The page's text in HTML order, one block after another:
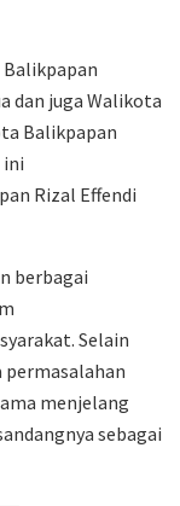
dan juga Walikota
Balikpapan
ini
Rizal Effendi
berbagai
Selain
permasalahan
menjelang
sebagai